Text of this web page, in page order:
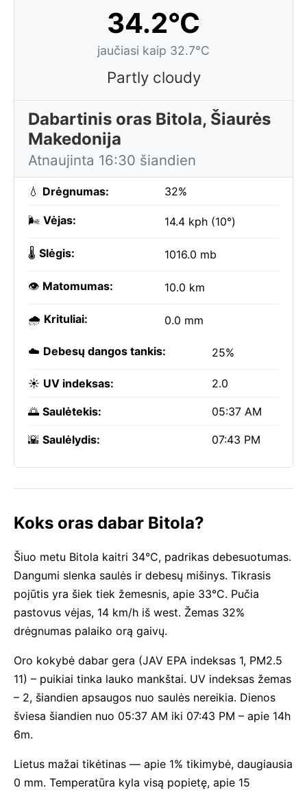
34.2°C
jaučiasi kaip 32.7°C
Partly cloudy
Dabartinis oras Bitola, Šiaurės
Makedonija
Atnaujinta 16:30 šiandien
💧 Drėgnumas: 32%
🌬️ Vėjas: 14.4 kph (10°)
🌡️ Slėgis: 1016.0 mb
👁️ Matomumas: 10.0 km
🌧️ Krituliai: 0.0 mm
☁️ Debesų dangos tankis: 25%
☀️ UV indeksas: 2.0
🌅 Saulėtekis: 05:37 AM
🌇 Saulėlydis: 07:43 PM
Koks oras dabar Bitola?
Šiuo metu Bitola kaitri 34°C, padrikas debesuotumas.
Dangumi slenka saulės ir debesų mišinys. Tikrasis
pojūtis yra šiek tiek žemesnis, apie 33°C. Pučia
pastovus vėjas, 14 km/h iš west. Žemas 32%
drėgnumas palaiko orą gaivų.
Oro kokybė dabar gera (JAV EPA indeksas 1, PM2.5
11) – puikiai tinka lauko mankštai. UV indeksas žemas
– 2, šiandien apsaugos nuo saulės nereikia. Dienos
šviesa šiandien nuo 05:37 AM iki 07:43 PM – apie 14h
6m.
Lietus mažai tikėtinas — apie 1% tikimybė, daugiausia
0 mm. Temperatūra kyla visą popietę, apie 15